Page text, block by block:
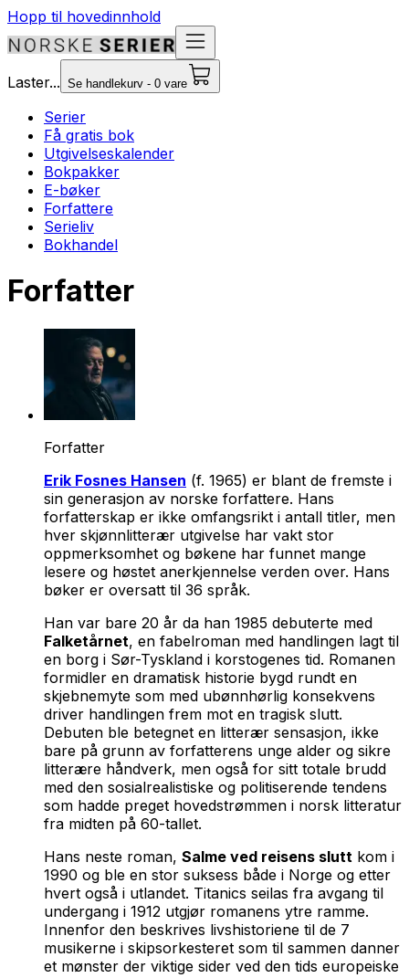
Hopp til hovedinnhold
Laster... Se handlekurv - 0 vare
Serier
Få gratis bok
Utgivelseskalender
Bokpakker
E-bøker
Forfattere
Serieliv
Bokhandel
Forfatter
Forfatter
Erik Fosnes Hansen (f. 1965) er blant de fremste i
sin generasjon av norske forfattere. Hans
forfatterskap er ikke omfangsrikt i antall titler, men
hver skjønnlitterær utgivelse har vakt stor
oppmerksomhet og bøkene har funnet mange
lesere og høstet anerkjennelse verden over. Hans
bøker er oversatt til 36 språk.
Han var bare 20 år da han 1985 debuterte med
Falketårnet, en fabelroman med handlingen lagt til
en borg i Sør-Tyskland i korstogenes tid. Romanen
formidler en dramatisk historie bygd rundt en
skjebnemyte som med ubønnhørlig konsekvens
driver handlingen frem mot en tragisk slutt.
Debuten ble betegnet en litterær sensasjon, ikke
bare på grunn av forfatterens unge alder og sikre
litterære håndverk, men også for sitt totale brudd
med den sosialrealistiske og politiserende tendens
som hadde preget hovedstrømmen i norsk litteratur
fra midten på 60-tallet.
Hans neste roman, Salme ved reisens slutt kom i
1990 og ble en stor suksess både i Norge og etter
hvert også i utlandet. Titanics seilas fra avgang til
undergang i 1912 utgjør romanens ytre ramme.
Innenfor den beskrives livshistoriene til de 7
musikerne i skipsorkesteret som til sammen danner
et mønster der viktige sider ved den tids europeiske